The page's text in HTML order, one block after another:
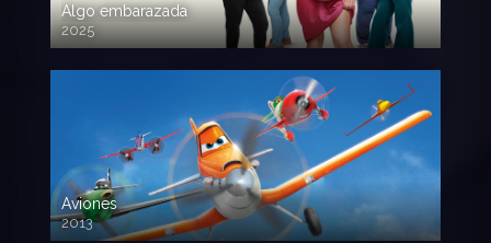
Algo embarazada
2025
720p HD
Aviones
2013
720 HD